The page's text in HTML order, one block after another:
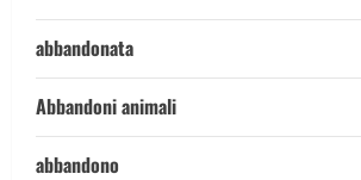
abbandonata
Abbandoni animali
abbandono